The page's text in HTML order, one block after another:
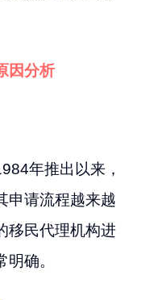
因分析
年推出以来，
申请流程越来越
移民代理机构进
确。